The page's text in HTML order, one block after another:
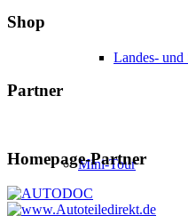
Landes- und
Mini-Tour
Shop
Partner
Homepage-Partner